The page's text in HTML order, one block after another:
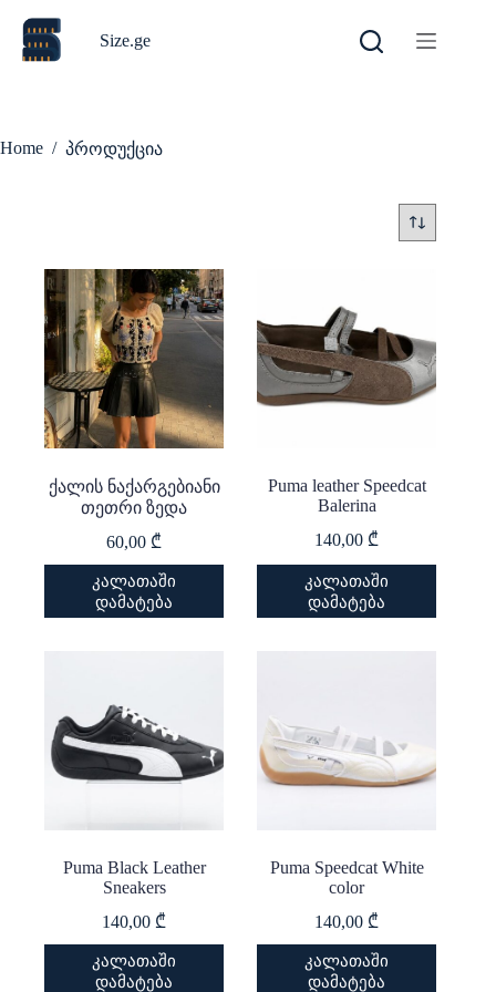
content
Size.ge
Home / პროდუქცია
ქალის ნაქარგებიანი
თეთრი ზედა
60,00 ₾
კალათაში
დამატება
Puma leather Speedcat
Balerina
140,00 ₾
კალათაში
დამატება
This
product
has
be
chosen
on
the
Puma Black Leather
Sneakers
140,00 ₾
კალათაში
დამატება
This
product
Puma Speedcat White
color
140,00 ₾
კალათაში
დამატება
This
product